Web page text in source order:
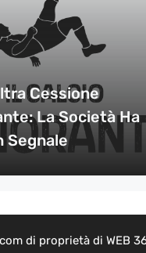
Cessione
La Società Ha
Segnale
di proprietà di WEB